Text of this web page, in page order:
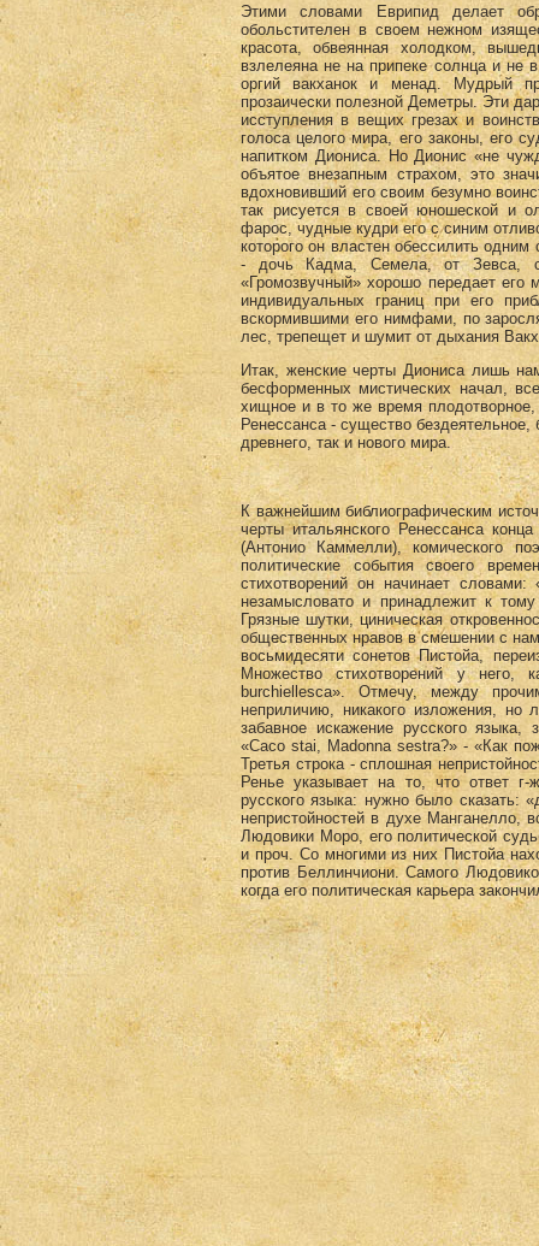
Этими словами Еврипид делает
обольстителен в своем нежном
красота, обвеянная холодком,
взлелеяна не на припеке солнца и не
оргий вакханок и менад. Мудрый
прозаически полезной Деметры. Эти
исступления в вещих грезах и
голоса целого мира, его законы, его
напитком Диониса. Но Дионис «не
объятое внезапным страхом, это
вдохновивший его своим безумно
так рисуется в своей юношеской и
фарос, чудные кудри его с синим
которого он властен обессилить
- дочь Кадма, Семела, от Зевса,
«Громозвучный» хорошо передает
индивидуальных границ при его
вскормившими его нимфами, по
лес, трепещет и шумит от дыхания
Итак, женские черты Диониса лишь
бесформенных мистических начал,
хищное и в то же время
Ренессанса - существо бездеятельное,
древнего, так и нового мира.
К важнейшим библиографическим
черты итальянского Ренессанса
(Антонио Каммелли), комического
политические события своего
стихотворений он начинает
незамысловато и принадлежит к
Грязные шутки, циническая
общественных нравов в смешении с
восьмидесяти сонетов Пистойа,
Множество стихотворений у него,
burchiellesca». Отмечу, между
неприличию, никакого изложения, но
забавное искажение русского
«Сасо stai, Madonna sestra?» - «Как
Третья строка - сплошная
Ренье указывает на то, что ответ
русского языка: нужно было сказать:
непристойностей в духе Манганелло,
Людовики Моро, его политической
и проч. Со многими из них Пистойа
против Беллинчиони. Самого
когда его политическая карьера